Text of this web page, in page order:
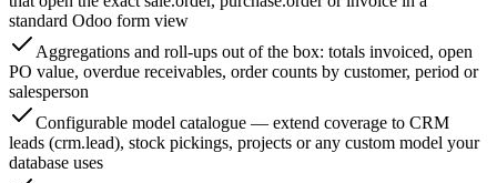
standard Odoo form view
Aggregations and roll-ups out of the box: totals invoiced, open
PO value, overdue receivables, order counts by customer, period or
salesperson
Configurable model catalogue — extend coverage to CRM
leads (crm.lead), stock pickings, projects or any custom model your
database uses